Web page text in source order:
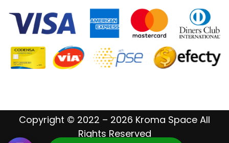
Copyright © 2022 – 2026 Kroma Space All
Rights Reserved